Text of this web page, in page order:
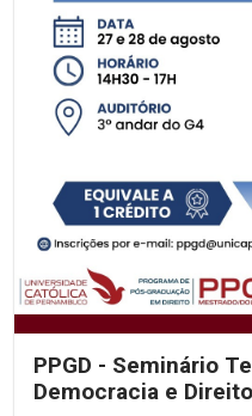
PPGD - Seminário
Democracia e